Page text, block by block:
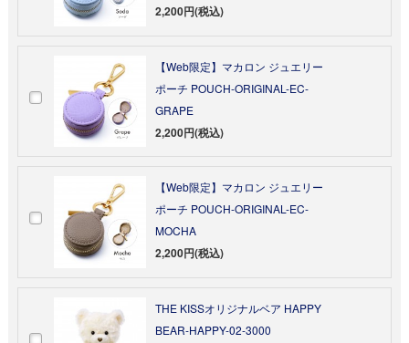
2,200円(税込)
【Web限定】マカロン ジュエリー
ポーチ POUCH-ORIGINAL-EC-
GRAPE
2,200円(税込)
【Web限定】マカロン ジュエリー
ポーチ POUCH-ORIGINAL-EC-
MOCHA
2,200円(税込)
THE KISSオリジナルベア HAPPY
BEAR-HAPPY-02-3000